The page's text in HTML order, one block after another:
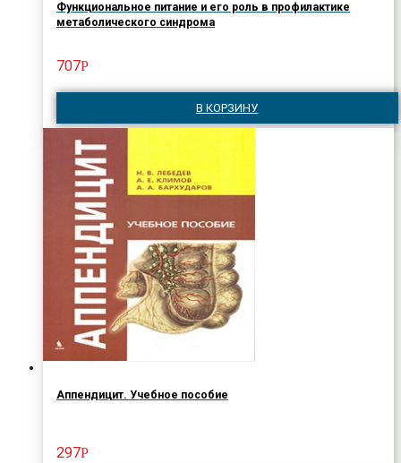
Функциональное питание и его роль в профилактике
метаболического синдрома
707Р
В КОРЗИНУ
Аппендицит. Учебное пособие
297Р